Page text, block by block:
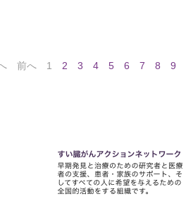
前へ 1 2 3 4 5 6 7 8 9